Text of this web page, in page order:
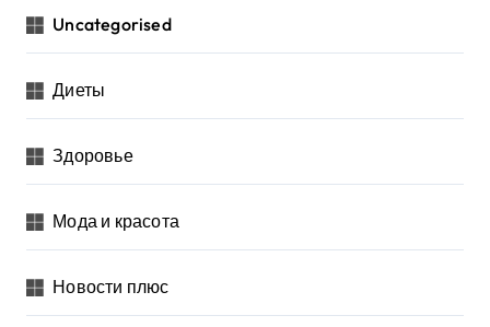
Uncategorised
Диеты
Здоровье
Мода и красота
Новости плюс